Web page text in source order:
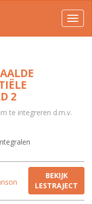
2
te integreren d.m.v.
BEKIJK
LESTRAJECT